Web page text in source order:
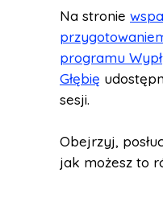
Na stronie
programu
Głębię
sesji.
Obejrzyj,
jak możesz to